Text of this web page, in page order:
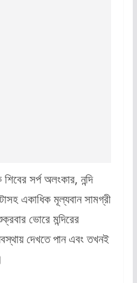
সর্প অলংকার, নন্দি
একাধিক মূল্যবান সামগ্রী
ভোরে মন্দিরের
দেখতে পান এবং তখনই